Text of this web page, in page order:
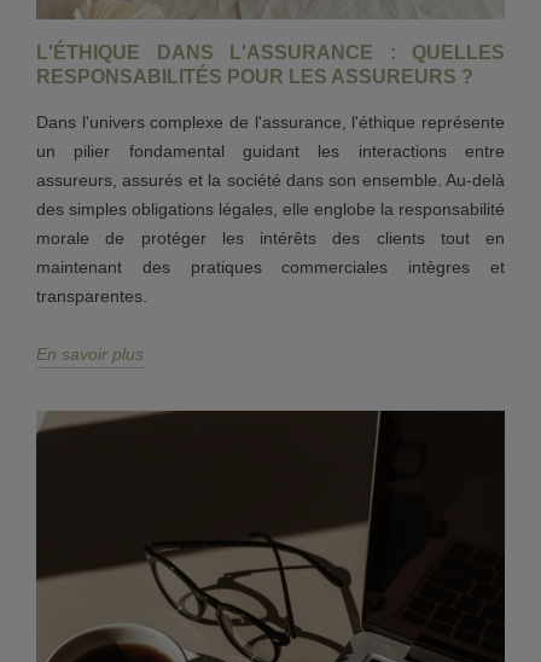
L'ÉTHIQUE DANS L'ASSURANCE : QUELLES
RESPONSABILITÉS POUR LES ASSUREURS ?
Dans l'univers complexe de l'assurance, l'éthique représente
un pilier fondamental guidant les interactions entre
assureurs, assurés et la société dans son ensemble. Au-delà
des simples obligations légales, elle englobe la responsabilité
morale de protéger les intérêts des clients tout en
maintenant des pratiques commerciales intègres et
transparentes.
En savoir plus